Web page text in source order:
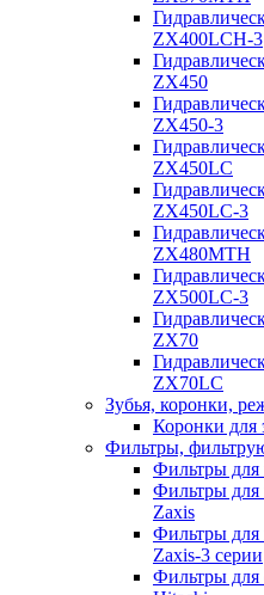
ZX400LCH-3
ZX450
ZX450-3
ZX450LC
ZX450LC-3
ZX480MTH
ZX500LC-3
ZX70
ZX70LC
Зубья, коронки,
Коронки для
Фильтры,
Фильтры для
Фильтры для
Zaxis
Фильтры для
Zaxis-3 серии
Фильтры для